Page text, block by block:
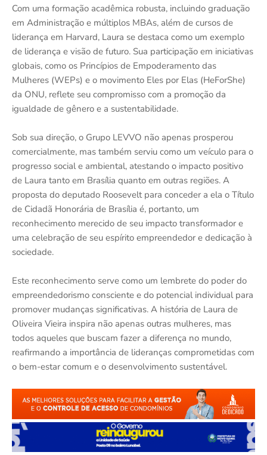
Com uma formação acadêmica robusta, incluindo graduação
em Administração e múltiplos MBAs, além de cursos de
liderança em Harvard, Laura se destaca como um exemplo
de liderança e visão de futuro. Sua participação em iniciativas
globais, como os Princípios de Empoderamento das
Mulheres (WEPs) e o movimento Eles por Elas (HeForShe)
da ONU, reflete seu compromisso com a promoção da
igualdade de gênero e a sustentabilidade.
Sob sua direção, o Grupo LEVVO não apenas prosperou
comercialmente, mas também serviu como um veículo para o
progresso social e ambiental, atestando o impacto positivo
de Laura tanto em Brasília quanto em outras regiões. A
proposta do deputado Roosevelt para conceder a ela o Título
de Cidadã Honorária de Brasília é, portanto, um
reconhecimento merecido de seu impacto transformador e
uma celebração de seu espírito empreendedor e dedicação à
sociedade.
Este reconhecimento serve como um lembrete do poder do
empreendedorismo consciente e do potencial individual para
promover mudanças significativas. A história de Laura de
Oliveira Vieira inspira não apenas outras mulheres, mas
todos aqueles que buscam fazer a diferença no mundo,
reafirmando a importância de lideranças comprometidas com
o bem-estar comum e o desenvolvimento sustentável.